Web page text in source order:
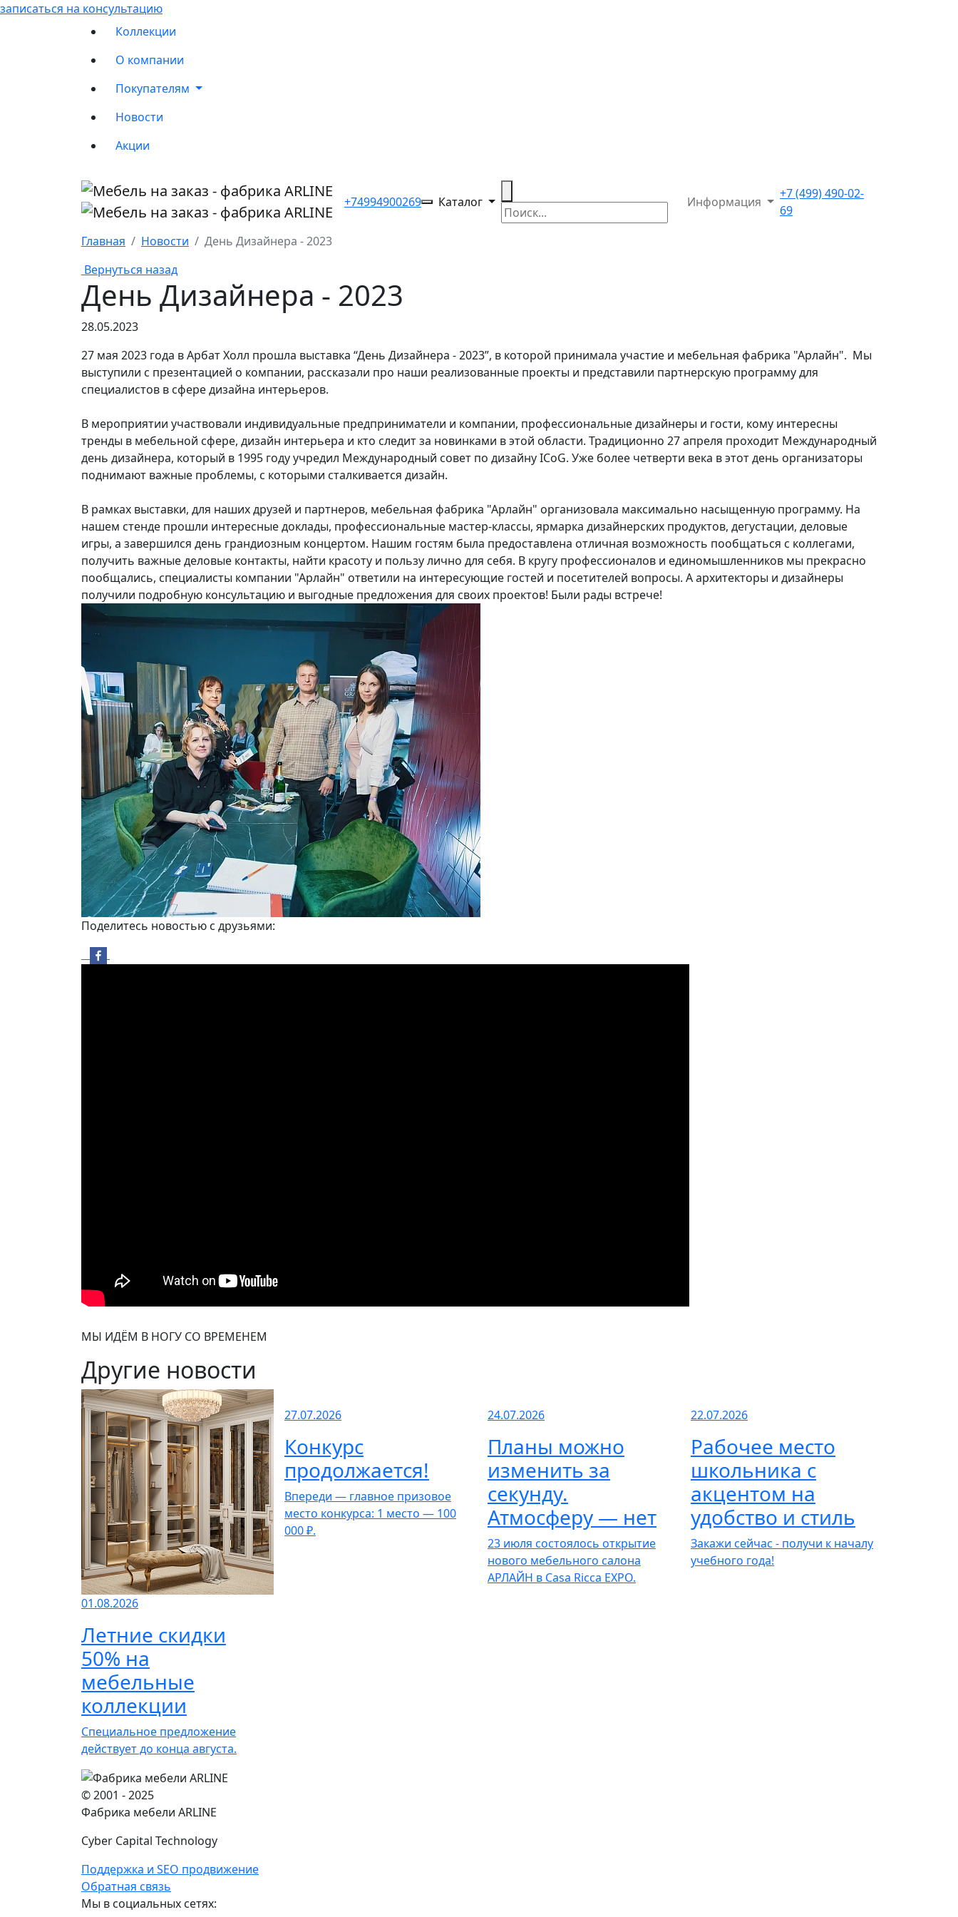
записаться на консультацию
Коллекции
О компании
Покупателям
Новости
Акции
+74994900269 Каталог Информация
+7 (499) 490-02-
69
Главная
Новости
День Дизайнера - 2023
Вернуться назад
День Дизайнера - 2023
28.05.2023
27 мая 2023 года в Арбат Холл прошла выставка “День Дизайнера - 2023”, в которой принимала участие и мебельная фабрика "Арлайн". Мы
выступили с презентацией о компании, рассказали про наши реализованные проекты и представили партнерскую программу для
специалистов в сфере дизайна интерьеров.
В мероприятии участвовали индивидуальные предприниматели и компании, профессиональные дизайнеры и гости, кому интересны
тренды в мебельной сфере, дизайн интерьера и кто следит за новинками в этой области. Традиционно 27 апреля проходит Международный
день дизайнера, который в 1995 году учредил Международный совет по дизайну ICoG. Уже более четверти века в этот день организаторы
поднимают важные проблемы, с которыми сталкивается дизайн.
В рамках выставки, для наших друзей и партнеров, мебельная фабрика "Арлайн" организовала максимально насыщенную программу. На
нашем стенде прошли интересные доклады, профессиональные мастер-классы, ярмарка дизайнерских продуктов, дегустации, деловые
игры, а завершился день грандиозным концертом. Нашим гостям была предоставлена отличная возможность пообщаться с коллегами,
получить важные деловые контакты, найти красоту и пользу лично для себя. В кругу профессионалов и единомышленников мы прекрасно
пообщались, специалисты компании "Арлайн" ответили на интересующие гостей и посетителей вопросы. А архитекторы и дизайнеры
получили подробную консультацию и выгодные предложения для своих проектов! Были рады встрече!
Поделитесь новостью с друзьями:
МЫ ИДЁМ В НОГУ СО ВРЕМЕНЕМ
Другие новости
01.08.2026
Летние скидки
50% на
мебельные
коллекции
Специальное предложение
действует до конца августа.
27.07.2026
Конкурс
продолжается!
Впереди — главное призовое
место конкурса: 1 место — 100
000 ₽.
24.07.2026
Планы можно
изменить за
секунду.
Атмосферу — нет
23 июля состоялось открытие
нового мебельного салона
АРЛАЙН в Casa Ricca EXPO.
22.07.2026
Рабочее место
школьника с
акцентом на
удобство и стиль
Закажи сейчас - получи к началу
учебного года!
© 2001 - 2025
Фабрика мебели ARLINE
Cyber Capital Technology
Поддержка и SEO продвижение
Обратная связь
Мы в социальных сетях: